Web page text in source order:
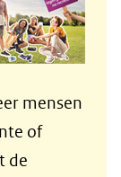
een
andere
mensen
of
de